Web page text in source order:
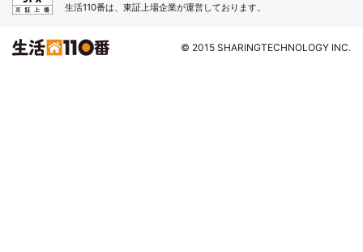
生活110番は、東証上場企業が運営しております。
© 2015 SHARINGTECHNOLOGY INC.